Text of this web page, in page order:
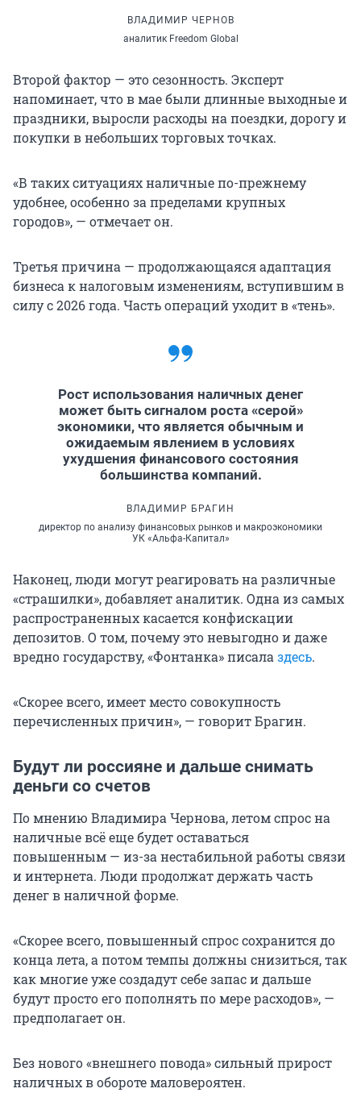
ВЛАДИМИР ЧЕРНОВ
аналитик Freedom Global
Второй фактор — это сезонность. Эксперт
напоминает, что в мае были длинные выходные и
праздники, выросли расходы на поездки, дорогу и
покупки в небольших торговых точках.
«В таких ситуациях наличные по-прежнему
удобнее, особенно за пределами крупных
городов», — отмечает он.
Третья причина — продолжающаяся адаптация
бизнеса к налоговым изменениям, вступившим в
силу с 2026 года. Часть операций уходит в «тень».
Рост использования наличных денег
может быть сигналом роста «серой»
экономики, что является обычным и
ожидаемым явлением в условиях
ухудшения финансового состояния
большинства компаний.
ВЛАДИМИР БРАГИН
директор по анализу финансовых рынков и макроэкономики
УК «Альфа-Капитал»
Наконец, люди могут реагировать на различные
«страшилки», добавляет аналитик. Одна из самых
распространенных касается конфискации
депозитов. О том, почему это невыгодно и даже
вредно государству, «Фонтанка» писалаздесь.
«Скорее всего, имеет место совокупность
перечисленных причин», — говорит Брагин.
Будут ли россияне и дальше снимать
деньги со счетов
По мнению Владимира Чернова, летом спрос на
наличные всё еще будет оставаться
повышенным — из-за нестабильной работы связи
и интернета. Люди продолжат держать часть
денег в наличной форме.
«Скорее всего, повышенный спрос сохранится до
конца лета, а потом темпы должны снизиться, так
как многие уже создадут себе запас и дальше
будут просто его пополнять по мере расходов», —
предполагает он.
Без нового «внешнего повода» сильный прирост
наличных в обороте маловероятен.